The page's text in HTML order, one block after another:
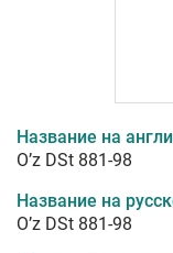
Название на
O’z DSt 881-98
Название на
O’z DSt 881-98